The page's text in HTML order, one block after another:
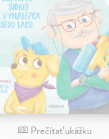
Prečítať ukážku